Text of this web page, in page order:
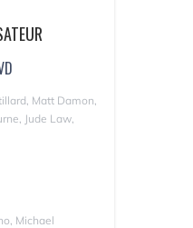
Matt Damon,
Jude Law,
Michael